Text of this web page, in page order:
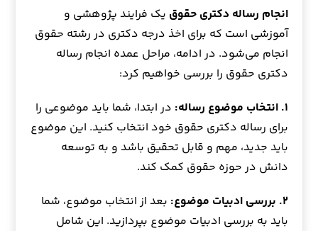
انجام رساله دکتری حقوق یک فرایند پژوهشی و
آموزشی است که برای اخذ درجه دکتری در رشته حقوق
انجام می‌شود. در ادامه، مراحل عمده انجام رساله
دکتری حقوق را بررسی خواهیم کرد:
۱. انتخاب موضوع رساله:
در ابتدا، شما باید موضوعی را
برای رساله دکتری حقوق خود انتخاب کنید. این موضوع
باید جدید، مهم و قابل تحقیق باشد و به توسعه
دانش در حوزه حقوق کمک کند.
۲. بررسی ادبیات موضوع:
بعد از انتخاب موضوع، شما
باید به بررسی ادبیات موضوع بپردازید. این شامل